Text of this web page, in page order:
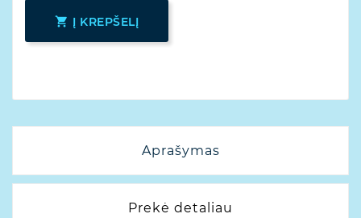
 Į KREPŠELĮ
Aprašymas
Prekė detaliau